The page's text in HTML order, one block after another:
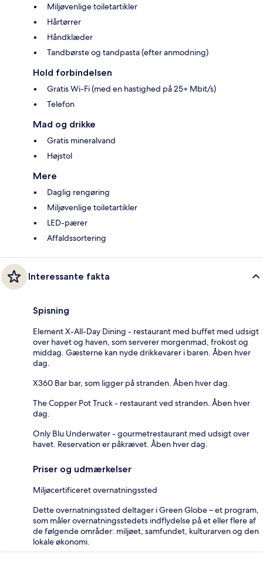
Miljøvenlige toiletartikler
Hårtørrer
Håndklæder
Tandbørste og tandpasta (efter anmodning)
Hold forbindelsen
Gratis Wi-Fi (med en hastighed på 25+ Mbit/s)
Telefon
Mad og drikke
Gratis mineralvand
Højstol
Mere
Daglig rengøring
Miljøvenlige toiletartikler
LED-pærer
Affaldssortering
Interessante fakta
Spisning
Element X-All-Day Dining - restaurant med buffet med udsigt
over havet og haven, som serverer morgenmad, frokost og
middag. Gæsterne kan nyde drikkevarer i baren. Åben hver
dag.
X360 Bar bar, som ligger på stranden. Åben hver dag.
The Copper Pot Truck - restaurant ved stranden. Åben hver
dag.
Only Blu Underwater - gourmetrestaurant med udsigt over
havet. Reservation er påkrævet. Åben hver dag.
Priser og udmærkelser
Miljøcertificeret overnatningssted
Dette overnatningssted deltager i Green Globe – et program,
som måler overnatningsstedets indflydelse på et eller flere af
de følgende områder: miljøet, samfundet, kulturarven og den
lokale økonomi.